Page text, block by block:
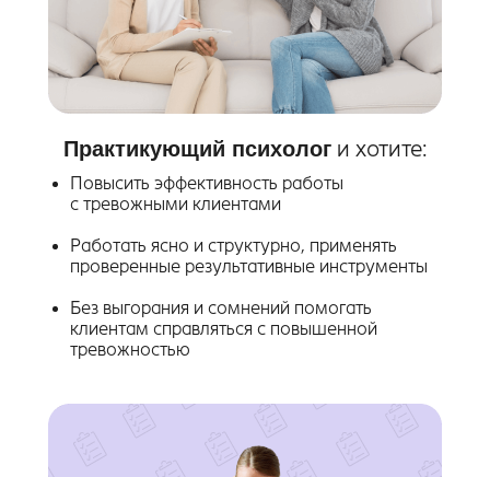
Практикующий психологи хотите:
Повысить эффективность работы
с тревожными клиентами
Работать ясно и структурно, применять
проверенные результативные инструменты
Без выгорания и сомнений помогать
клиентам справляться с повышенной
тревожностью